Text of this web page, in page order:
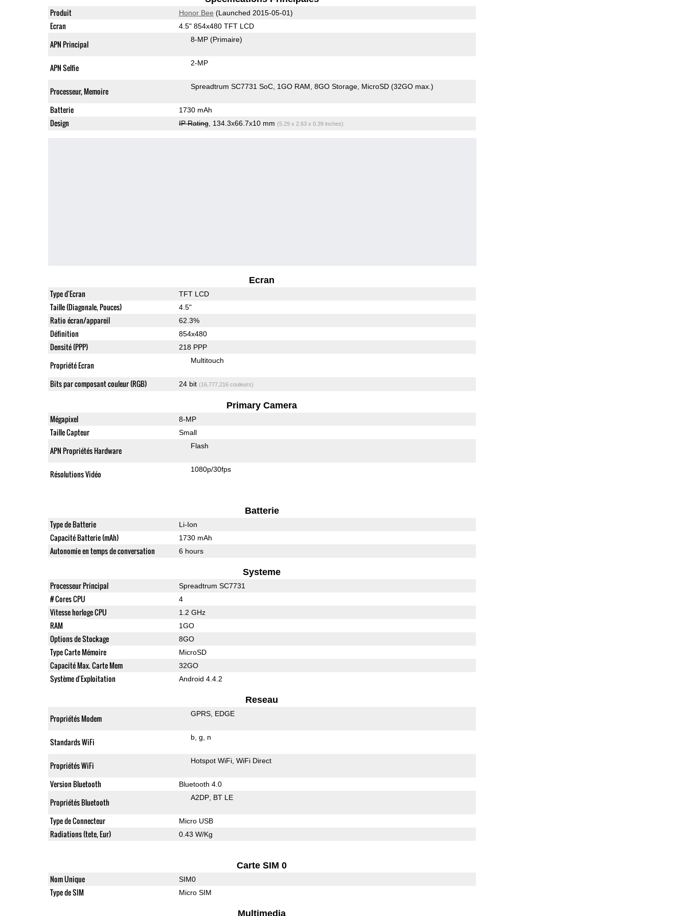
Produit Honor Bee (Launched 2015-05-01)
Ecran 4.5" 854x480 TFT LCD
APN Principal 8-MP (Primaire)
APN Selfie 2-MP
Processeur, Memoire Spreadtrum SC7731 SoC 1GO RAM 8GO Storage MicroSD (32GO max.)
Batterie 1730 mAh
Design IP Rating, 134.3x66.7x10 mm (5.29 x 2.63 x 0.39 inches)
Ecran
Type d'Ecran TFT LCD
Taille (Diagonale, Pouces) 4.5"
Ratio écran/appareil 62.3%
Définition 854x480
Densité (PPP) 218 PPP
Propriété Ecran Multitouch
Bits par composant couleur (RGB) 24 bit (16,777,216 couleurs)
Primary Camera
Mégapixel 8-MP
Taille Capteur Small
APN Propriétés Hardware Flash
Résolutions Vidéo 1080p/30fps
Batterie
Type de Batterie Li-Ion
Capacité Batterie (mAh) 1730 mAh
Autonomie en temps de conversation 6 hours
Systeme
Processeur Principal Spreadtrum SC7731
# Cores CPU 4
Vitesse horloge CPU 1.2 GHz
RAM 1GO
Options de Stockage 8GO
Type Carte Mémoire MicroSD
Capacité Max. Carte Mem 32GO
Système d'Exploitation Android 4.4.2
Reseau
Propriétés Modem GPRS EDGE
Standards WiFi b g n
Propriétés WiFi Hotspot WiFi WiFi Direct
Version Bluetooth Bluetooth 4.0
Propriétés Bluetooth A2DP BT LE
Type de Connecteur Micro USB
Radiations (tete, Eur) 0.43 W/Kg
Carte SIM 0
Nom Unique SIM0
Type de SIM Micro SIM
Multimedia